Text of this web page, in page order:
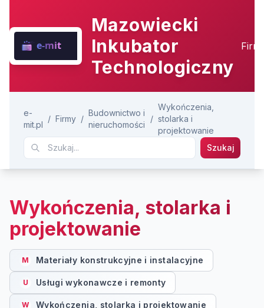
Mazowiecki
Inkubator
Technologiczny
e-
mit.pl
/ Firmy /
Budownictwo i
nieruchomości
/
Wykończenia,
stolarka i
projektowanie
Szukaj
Wykończenia, stolarka i
projektowanie
M Materiały konstrukcyjne i instalacyjne
U Usługi wykonawcze i remonty
W Wykończenia, stolarka i projektowanie